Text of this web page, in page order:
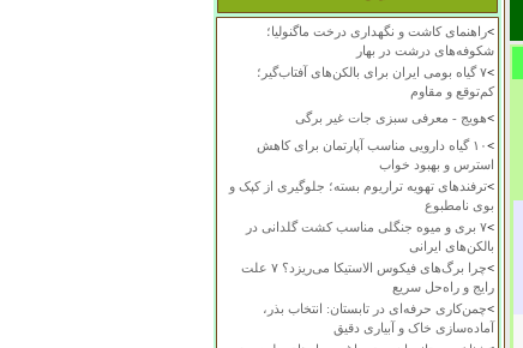
>راهنمای کاشت و نگهداری درخت ماگنولیا؛
شکوفه‌های درشت در بهار
>
۷ گیاه بومی ایران برای بالکن‌های آفتاب‌گیر؛
کم‌توقع و مقاوم
>هویج - معرفی سبزی جات غیر برگی
>
۱۰ گیاه دارویی مناسب آپارتمان برای کاهش
استرس و بهبود خواب
>ترفندهای تهویه تراریوم بسته؛ جلوگیری از کپک و
بوی نامطبوع
>
۷ بری و میوه جنگلی مناسب کشت گلدانی در
بالکن‌های ایرانی
>
چرا برگ‌های فیکوس الاستیکا می‌ریزد؟ ۷ علت
رایج و راه‌حل سریع
>چمن‌کاری حرفه‌ای در تابستان: انتخاب بذر،
آماده‌سازی خاک و آبیاری دقیق